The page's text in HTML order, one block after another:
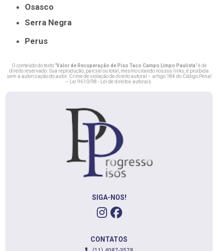
Osasco
Serra Negra
Perus
O conteúdo do texto "Valor de Recuperação de Piso Taco Campo Limpo Paulista" é de
direito reservado. Sua reprodução, parcial ou total, mesmo citando nossos links, é proibida
sem a autorização do autor. Crime de violação de direito autoral – artigo 184 do Código Penal
–
Lei 9610/98 - Lei de direitos autorais
SIGA-NOS!
CONTATOS